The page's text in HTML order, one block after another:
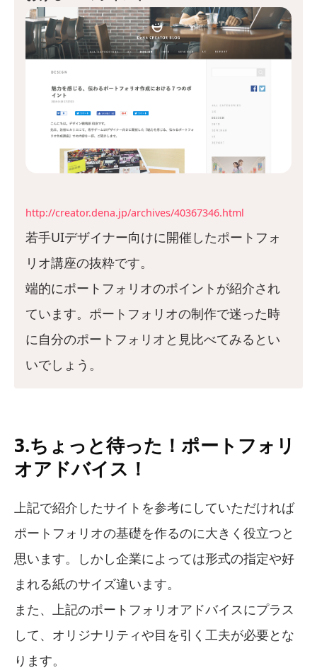
http://creator.dena.jp/archives/40367346.html
若手UIデザイナー向けに開催したポートフォ
リオ講座の抜粋です。
端的にポートフォリオのポイントが紹介され
ています。ポートフォリオの制作で迷った時
に自分のポートフォリオと見比べてみるとい
いでしょう。
3.ちょっと待った！ポートフォリ
オアドバイス！
上記で紹介したサイトを参考にしていただければ
ポートフォリオの基礎を作るのに大きく役立つと
思います。しかし企業によっては形式の指定や好
まれる紙のサイズ違います。
また、上記のポートフォリオアドバイスにプラス
して、オリジナリティや目を引く工夫が必要とな
ります。